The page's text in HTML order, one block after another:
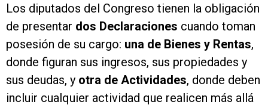
Los diputados del Congreso tienen la obligación
de presentar dos Declaraciones cuando toman
posesión de su cargo: una de Bienes y Rentas,
donde figuran sus ingresos, sus propiedades y
sus deudas, y otra de Actividades, donde deben
incluir cualquier actividad que realicen más allá